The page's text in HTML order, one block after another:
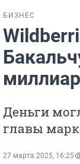
БИЗНЕС
Деньги
главы
27 марта 2025, 16:25